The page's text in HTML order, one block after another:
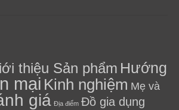
thiệu Sản phẩm Hướng
mại Kinh nghiệm Mẹ và
giá Địa điểm Đồ gia dụng